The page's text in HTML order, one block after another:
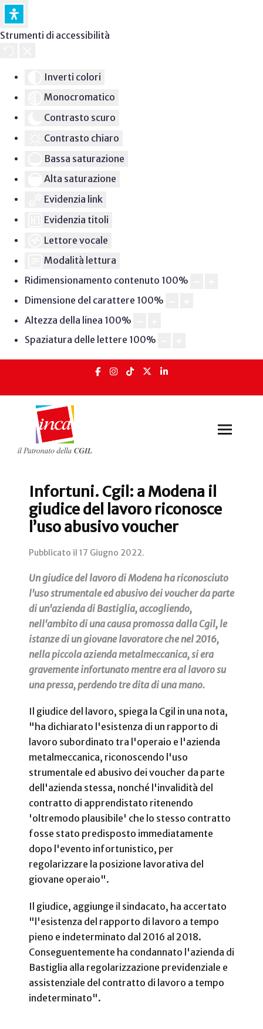
Strumenti di accessibilità
Inverti colori
Monocromatico
Contrasto scuro
Contrasto chiaro
Bassa saturazione
Alta saturazione
Evidenzia link
Evidenzia titoli
Lettore vocale
Modalità lettura
Ridimensionamento contenuto 100%
Dimensione del carattere 100%
Altezza della linea 100%
Spaziatura delle lettere 100%
Infortuni. Cgil: a Modena il
giudice del lavoro riconosce
l’uso abusivo voucher
Pubblicato il 17 Giugno 2022.
Un giudice del lavoro di Modena ha riconosciuto
l'uso strumentale ed abusivo dei voucher da parte
di un'azienda di Bastiglia, accogliendo,
nell'ambito di una causa promossa dalla Cgil, le
istanze di un giovane lavoratore che nel 2016,
nella piccola azienda metalmeccanica, si era
gravemente infortunato mentre era al lavoro su
una pressa, perdendo tre dita di una mano.
Il giudice del lavoro, spiega la Cgil in una nota,
"ha dichiarato l'esistenza di un rapporto di
lavoro subordinato tra l'operaio e l'azienda
metalmeccanica, riconoscendo l'uso
strumentale ed abusivo dei voucher da parte
dell'azienda stessa, nonché l'invalidità del
contratto di apprendistato ritenendo
'oltremodo plausibile' che lo stesso contratto
fosse stato predisposto immediatamente
dopo l'evento infortunistico, per
regolarizzare la posizione lavorativa del
giovane operaio".
Il giudice, aggiunge il sindacato, ha accertato
"l'esistenza del rapporto di lavoro a tempo
pieno e indeterminato dal 2016 al 2018.
Conseguentemente ha condannato l'azienda di
Bastiglia alla regolarizzazione previdenziale e
assistenziale del contratto di lavoro a tempo
indeterminato".